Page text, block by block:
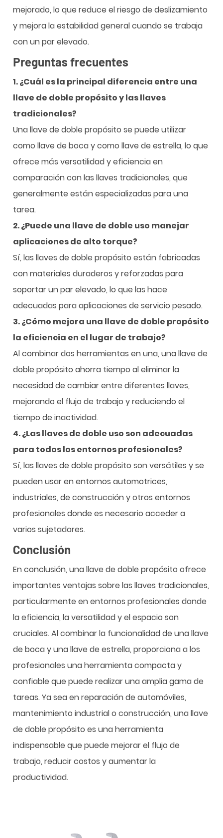
mejorado, lo que reduce el riesgo de deslizamiento
y mejora la estabilidad general cuando se trabaja
con un par elevado.
Preguntas frecuentes
1. ¿Cuál es la principal diferencia entre una
llave de doble propósito y las llaves
tradicionales?
Una llave de doble propósito se puede utilizar
como llave de boca y como llave de estrella, lo que
ofrece más versatilidad y eficiencia en
comparación con las llaves tradicionales, que
generalmente están especializadas para una
tarea.
2. ¿Puede una llave de doble uso manejar
aplicaciones de alto torque?
Sí, las llaves de doble propósito están fabricadas
con materiales duraderos y reforzadas para
soportar un par elevado, lo que las hace
adecuadas para aplicaciones de servicio pesado.
3. ¿Cómo mejora una llave de doble propósito
la eficiencia en el lugar de trabajo?
Al combinar dos herramientas en una, una llave de
doble propósito ahorra tiempo al eliminar la
necesidad de cambiar entre diferentes llaves,
mejorando el flujo de trabajo y reduciendo el
tiempo de inactividad.
4. ¿Las llaves de doble uso son adecuadas
para todos los entornos profesionales?
Sí, las llaves de doble propósito son versátiles y se
pueden usar en entornos automotrices,
industriales, de construcción y otros entornos
profesionales donde es necesario acceder a
varios sujetadores.
Conclusión
En conclusión, una llave de doble propósito ofrece
importantes ventajas sobre las llaves tradicionales,
particularmente en entornos profesionales donde
la eficiencia, la versatilidad y el espacio son
cruciales. Al combinar la funcionalidad de una llave
de boca y una llave de estrella, proporciona a los
profesionales una herramienta compacta y
confiable que puede realizar una amplia gama de
tareas. Ya sea en reparación de automóviles,
mantenimiento industrial o construcción, una llave
de doble propósito es una herramienta
indispensable que puede mejorar el flujo de
trabajo, reducir costos y aumentar la
productividad.